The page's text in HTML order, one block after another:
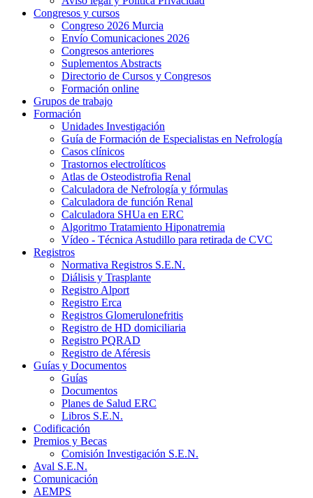
Congresos y cursos
Congreso 2026 Murcia
Envío Comunicaciones 2026
Congresos anteriores
Suplementos Abstracts
Directorio de Cursos y Congresos
Formación online
Grupos de trabajo
Formación
Unidades Investigación
Guía de Formación de Especialistas en Nefrología
Casos clínicos
Trastornos electrolíticos
Atlas de Osteodistrofia Renal
Calculadora de Nefrología y fórmulas
Calculadora de función Renal
Calculadora SHUa en ERC
Algoritmo Tratamiento Hiponatremia
Vídeo - Técnica Astudillo para retirada de CVC
Registros
Normativa Registros S.E.N.
Diálisis y Trasplante
Registro Alport
Registro Erca
Registros Glomerulonefritis
Registro de HD domiciliaria
Registro PQRAD
Registro de Aféresis
Guías y Documentos
Guías
Documentos
Planes de Salud ERC
Libros S.E.N.
Codificación
Premios y Becas
Comisión Investigación S.E.N.
Aval S.E.N.
Comunicación
AEMPS